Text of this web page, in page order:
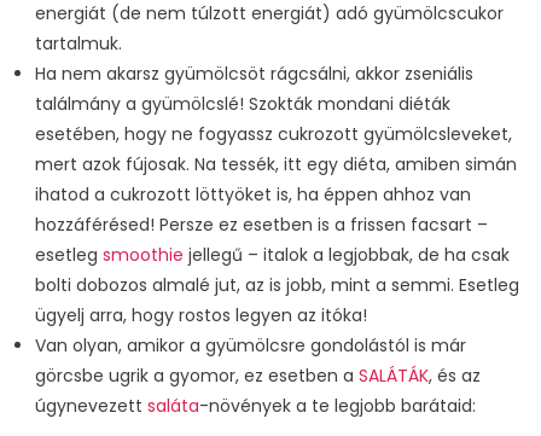
energiát (de nem túlzott energiát) adó gyümölcscukor
tartalmuk.
Ha nem akarsz gyümölcsöt rágcsálni, akkor zseniális
találmány a gyümölcslé! Szokták mondani diéták
esetében, hogy ne fogyassz cukrozott gyümölcsleveket,
mert azok fújosak. Na tessék, itt egy diéta, amiben simán
ihatod a cukrozott löttyöket is, ha éppen ahhoz van
hozzáférésed! Persze ez esetben is a frissen facsart –
esetleg smoothie jellegű – italok a legjobbak, de ha csak
bolti dobozos almalé jut, az is jobb, mint a semmi. Esetleg
ügyelj arra, hogy rostos legyen az itóka!
Van olyan, amikor a gyümölcsre gondolástól is már
görcsbe ugrik a gyomor, ez esetben a SALÁTÁK, és az
úgynevezett saláta-növények a te legjobb barátaid: